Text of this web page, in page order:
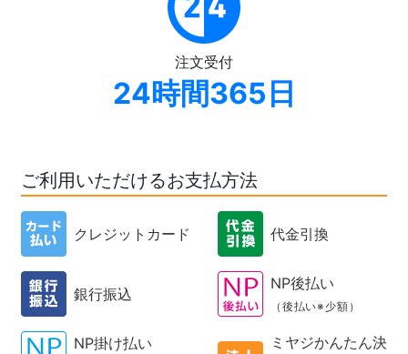
注文受付
24時間365日
ご利用いただけるお支払方法
クレジットカード 代金引換
銀行振込
NP後払い
（後払い※少額）
NP掛け払い
ミヤジかんたん決